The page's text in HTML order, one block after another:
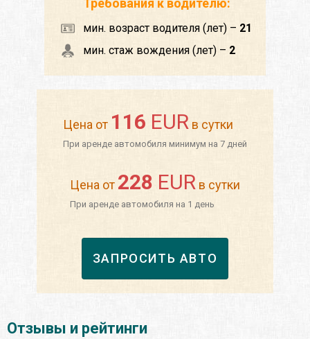
Требования к водителю:
мин. возраст водителя (лет) – 21
мин. стаж вождения (лет) – 2
Цена от 116 EUR в сутки
При аренде автомобиля минимум на 7 дней
Цена от 228 EUR в сутки
При аренде автомобиля на 1 день
ЗАПРОСИТЬ АВТО
Отзывы и рейтинги